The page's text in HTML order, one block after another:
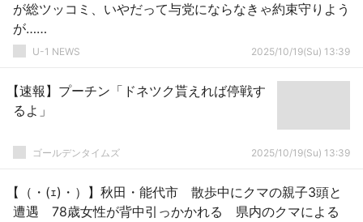
が総ツッコミ、いやだって与党にならなきゃ約束守りよう
が……
U-1 NEWS 2025/10/19(Su) 13:39
【速報】プーチン「ドネツク貰えれば停戦す
るよ」
ゴールデンタイムズ 2025/10/19(Su) 13:39
【（・(ｪ)・）】秋田・能代市 散歩中にクマの親子3頭と
遭遇 78歳女性が背中引っかかれる 県内のクマによる